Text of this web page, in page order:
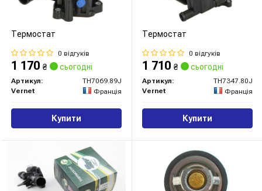
Термостат
0 відгуків
1 170 ₴ сьогодні
Артикул:
TH7069.89J
Vernet
Франція
Купити
Термостат
0 відгуків
1 710 ₴ сьогодні
Артикул:
TH7347.80J
Vernet
Франція
Купити